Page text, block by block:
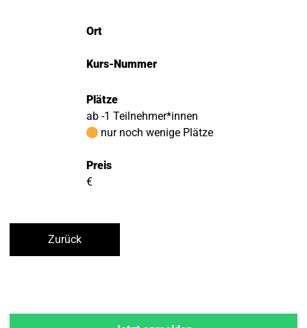
Ort
Kurs-Nummer
Plätze
ab -1 Teilnehmer*innen
nur noch wenige Plätze
Preis
€
Zurück